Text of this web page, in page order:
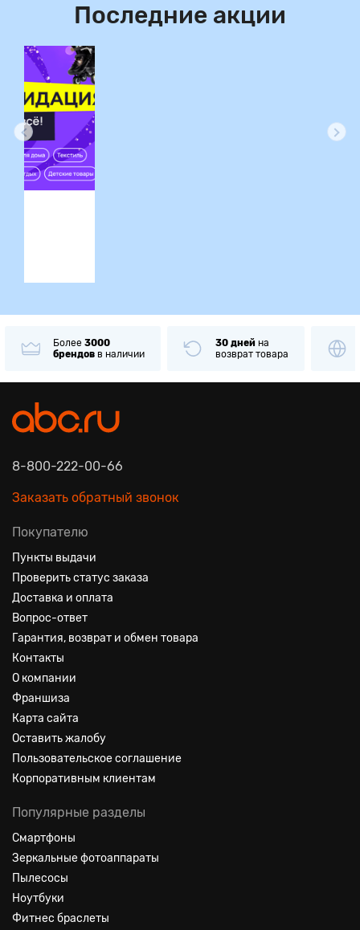
Последние акции
Более 3000
брендов в наличии
30 дней на
возврат товара
8-800-222-00-66
Заказать обратный звонок
Покупателю
Пункты выдачи
Проверить статус заказа
Доставка и оплата
Вопрос-ответ
Гарантия, возврат и обмен товара
Контакты
О компании
Франшиза
Карта сайта
Оставить жалобу
Пользовательское соглашение
Корпоративным клиентам
Популярные разделы
Смартфоны
Зеркальные фотоаппараты
Пылесосы
Ноутбуки
Фитнес браслеты